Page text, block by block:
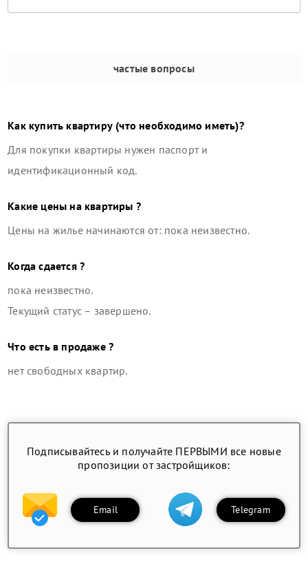
частые вопросы
Как купить квартиру (что необходимо иметь)?
Для покупки квартиры нужен паспорт и
идентификационный код.
Какие цены на квартиры ?
Цены на жилье начинаются от: пока неизвестно.
Когда сдается ?
пока неизвестно.
Текущий статус – завершено.
Что есть в продаже ?
нет свободных квартир.
Подписывайтесь и получайте ПЕРВЫМИ все новые
пропозиции от застройщиков:
Email Telegram